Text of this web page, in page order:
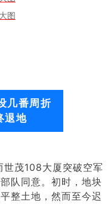
几番周折
退地
茂108大厦突破空军
队同意。初时，地块
整土地，然而至今迟